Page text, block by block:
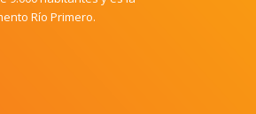
Río Primero.